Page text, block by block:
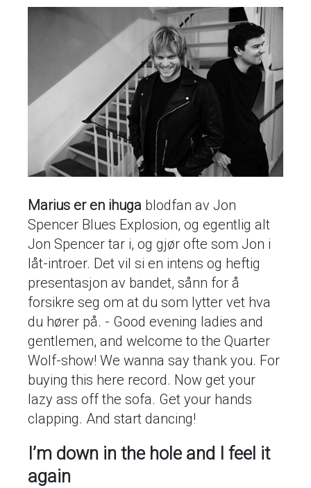
Marius er en ihuga blodfan av Jon
Spencer Blues Explosion, og egentlig alt
Jon Spencer tar i, og gjør ofte som Jon i
låt-introer. Det vil si en intens og heftig
presentasjon av bandet, sånn for å
forsikre seg om at du som lytter vet hva
du hører på. - Good evening ladies and
gentlemen, and welcome to the Quarter
Wolf-show! We wanna say thank you. For
buying this here record. Now get your
lazy ass off the sofa. Get your hands
clapping. And start dancing!
I’m down in the hole and I feel it
again